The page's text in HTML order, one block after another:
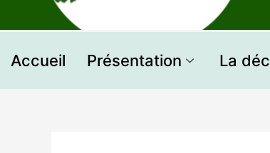
Accueil Présentation La